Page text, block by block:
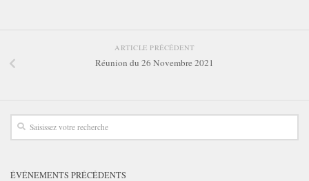
ARTICLE PRÉCÉDENT
Réunion du 26 Novembre 2021
ÉVÉNEMENTS PRÉCÉDENTS